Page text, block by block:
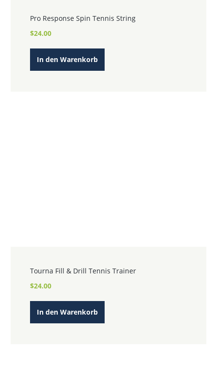
Pro Response Spin Tennis String
$24.00
In den Warenkorb
Tourna Fill & Drill Tennis Trainer
$24.00
In den Warenkorb